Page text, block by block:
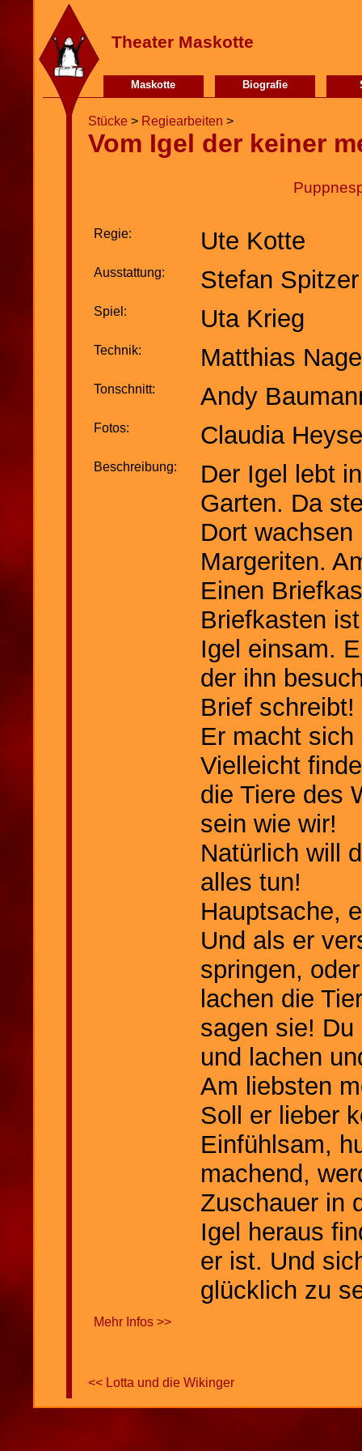
Theater Maskotte
Maskotte Biografie
Stücke> Regiearbeiten >
Vom Igel der keiner
Regie: Ute Kotte
Ausstattung: Stefan Spitzer
Spiel: Uta Krieg
Technik: Matthias
Tonschnitt: Andy
Fotos: Claudia
Beschreibung:
Der Igel lebt
Garten. Da
Dort
Margeriten.
Einen
Briefkasten
Igel einsam.
der ihn
Brief
Er macht sich
Vielleicht
die Tiere des
sein wie wir!
Natürlich will
alles tun!
Hauptsache,
Und als er
springen,
lachen die
sagen sie!
und lachen
Am liebsten
Soll er lieber
Einfühlsam,
machend,
Zuschauer in
Igel heraus
er ist. Und
glücklich zu
Mehr Infos >>
<< Lotta und die Wikinger